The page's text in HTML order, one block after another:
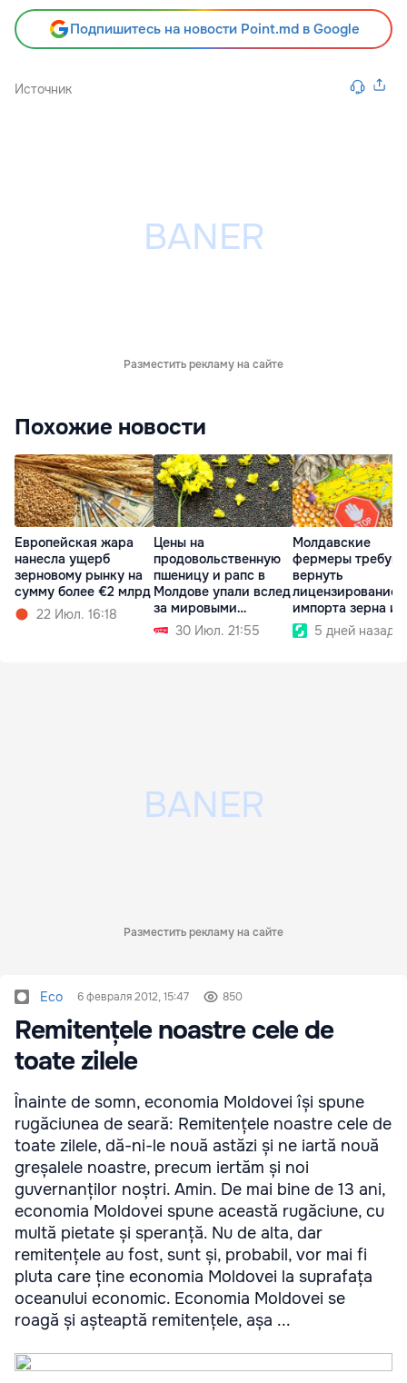
Подпишитесь на новости Point.md в Google
Источник
Разместить рекламу на сайте
Похожие новости
Европейская жара
нанесла ущерб
зерновому рынку на
сумму более €2 млрд
22 Июл. 16:18
Цены на
продовольственную
пшеницу и рапс в
Молдове упали вслед
за мировыми
биржами
30 Июл. 21:55
Молдавские
фермеры требуют
вернуть
лицензирование
импорта зерна из
Украины
5 дней назад
Разместить рекламу на сайте
Eco 6 февраля 2012, 15:47 850
Remitențele noastre cele de
toate zilele
Înainte de somn, economia Moldovei își spune
rugăciunea de seară: Remitențele noastre cele de
toate zilele, dă-ni-le nouă astăzi și ne iartă nouă
greșalele noastre, precum iertăm și noi
guvernanților noștri. Amin. De mai bine de 13 ani,
economia Moldovei spune această rugăciune, cu
multă pietate și speranță. Nu de alta, dar
remitențele au fost, sunt și, probabil, vor mai fi
pluta care ține economia Moldovei la suprafața
oceanului economic. Economia Moldovei se
roagă și așteaptă remitențele, așa ...